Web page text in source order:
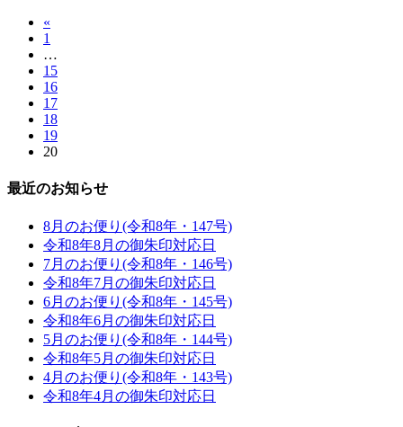
«
1
…
15
16
17
18
19
20
最近のお知らせ
8月のお便り(令和8年・147号)
令和8年8月の御朱印対応日
7月のお便り(令和8年・146号)
令和8年7月の御朱印対応日
6月のお便り(令和8年・145号)
令和8年6月の御朱印対応日
5月のお便り(令和8年・144号)
令和8年5月の御朱印対応日
4月のお便り(令和8年・143号)
令和8年4月の御朱印対応日